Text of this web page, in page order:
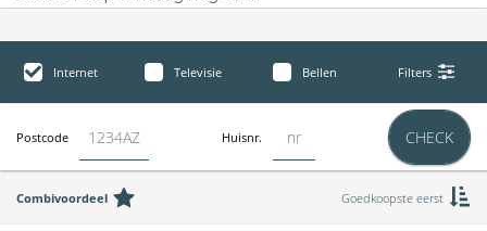
Internet Televisie Bellen Filters
Postcode Huisnr. CHECK
Combivoordeel Goedkoopste eerst